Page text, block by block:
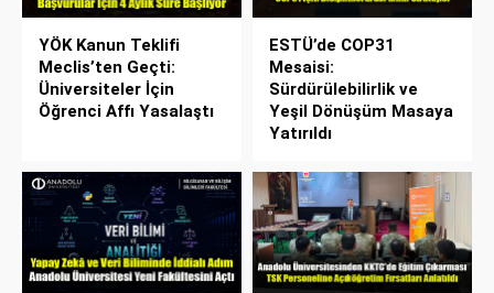
YÖK Kanun Teklifi
Meclis’ten Geçti:
Üniversiteler İçin
Öğrenci Affı Yasalaştı
ESTÜ’de COP31
Mesaisi:
Sürdürülebilirlik ve
Yeşil Dönüşüm Masaya
Yatırıldı